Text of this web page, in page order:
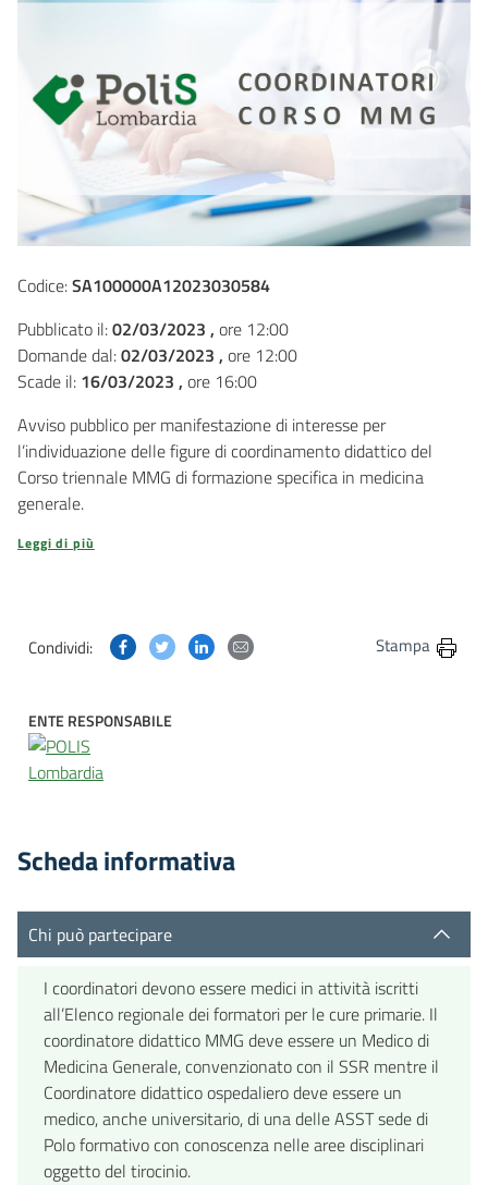
Codice:SA100000A12023030584
Pubblicato il:02/03/2023 , ore 12:00
Domande dal:02/03/2023 , ore 12:00
Scade il: 16/03/2023 , ore 16:00
Avviso pubblico per manifestazione di interesse per
l’individuazione delle figure di coordinamento didattico del
Corso triennale MMG di formazione specifica in medicina
generale.
Leggi di più
Condividi: Condividi questa pagina su Facebook
Condividi questa pagina su Twitter
Condividi questa pagina su Linkedin
Condividi questa pagina via
Stampa
ENTE RESPONSABILE
Scheda informativa
Chi può partecipare
I coordinatori devono essere medici in attività iscritti
all’Elenco regionale dei formatori per le cure primarie. Il
coordinatore didattico MMG deve essere un Medico di
Medicina Generale, convenzionato con il SSR mentre il
Coordinatore didattico ospedaliero deve essere un
medico, anche universitario, di una delle ASST sede di
Polo formativo con conoscenza nelle aree disciplinari
oggetto del tirocinio.